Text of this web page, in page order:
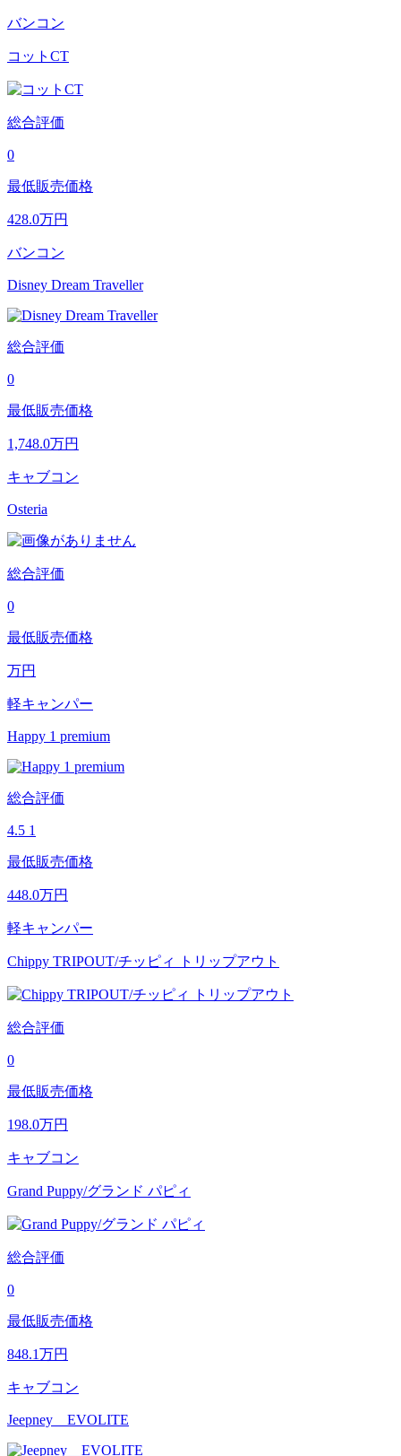
バンコン
コットCT
総合評価
0
最低販売価格
428.0万円
バンコン
Disney Dream Traveller
総合評価
0
最低販売価格
1,748.0万円
キャブコン
Osteria
総合評価
0
最低販売価格
万円
軽キャンパー
Happy 1 premium
総合評価
4.5 1
最低販売価格
448.0万円
軽キャンパー
Chippy TRIPOUT/チッピィ トリップアウト
総合評価
0
最低販売価格
198.0万円
キャブコン
Grand Puppy/グランド パピィ
総合評価
0
最低販売価格
848.1万円
キャブコン
Jeepney EVOLITE